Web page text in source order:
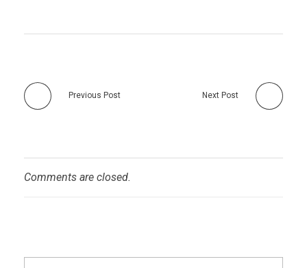
Previous Post Next Post
Comments are closed.